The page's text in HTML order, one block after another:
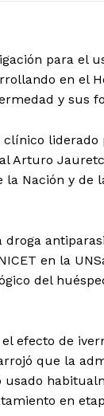
para el
en el
y sus
clínico
Arturo
la Nación y de
droga
en la
del
efecto de
que la
usado
en